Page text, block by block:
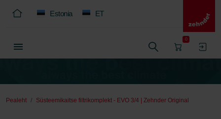
Estonia ET
0
Pealeht Süsteemikaitse filtrikomplekt - EVO 3/4 | Zehnder Original